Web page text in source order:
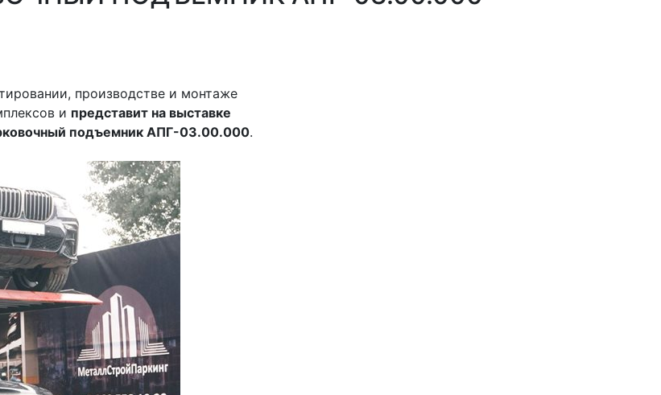
производстве и монтаже
и представит на выставке
подъемник АПГ-03.00.000.